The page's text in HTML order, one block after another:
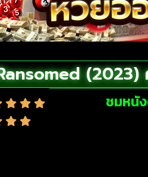
(2023)
ชมหนัง